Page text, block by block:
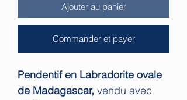
Ajouter au panier
Commander et payer
Pendentif en Labradorite ovale
de Madagascar, vendu avec